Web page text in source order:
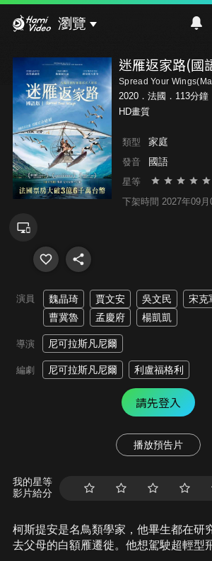
瀏覽
迷雁返家路(國
Spread Your
2020．法國．113分鐘
HD畫質
類型 家庭
發音 國語
星等
下架時間 2027年09月
演員 魏晶琦 賈文安 吳文民 宋克
曹冀魯
孟慶府 楊凱凱
導演 尼可拉斯凡尼爾
編劇 尼可拉斯凡尼爾 利盧福格利
請先登入
播放預告片
我的星等
影片給分
柯斯提安是名鳥類學家，他畢生都在研
去父母的白額雁遷徙。他想駕駛超輕型